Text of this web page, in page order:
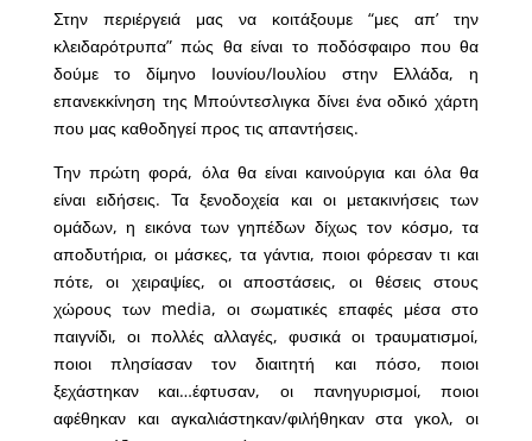
Στην περιέργειά μας να κοιτάξουμε “μες απ’ την
κλειδαρότρυπα” πώς θα είναι το ποδόσφαιρο που θα
δούμε το δίμηνο Ιουνίου/Ιουλίου στην Ελλάδα, η
επανεκκίνηση της Μπούντεσλιγκα δίνει ένα οδικό χάρτη
που μας καθοδηγεί προς τις απαντήσεις.
Την πρώτη φορά, όλα θα είναι καινούργια και όλα θα
είναι ειδήσεις. Τα ξενοδοχεία και οι μετακινήσεις των
ομάδων, η εικόνα των γηπέδων δίχως τον κόσμο, τα
αποδυτήρια, οι μάσκες, τα γάντια, ποιοι φόρεσαν τι και
πότε, οι χειραψίες, οι αποστάσεις, οι θέσεις στους
χώρους των media, οι σωματικές επαφές μέσα στο
παιγνίδι, οι πολλές αλλαγές, φυσικά οι τραυματισμοί,
ποιοι πλησίασαν τον διαιτητή και πόσο, ποιοι
ξεχάστηκαν και…έφτυσαν, οι πανηγυρισμοί, ποιοι
αφέθηκαν και αγκαλιάστηκαν/φιλήθηκαν στα γκολ, οι